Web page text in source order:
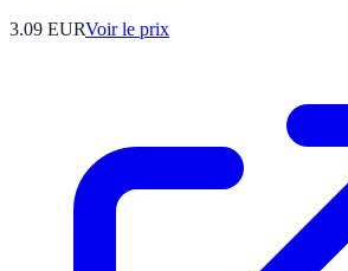
3.09 EURVoir le prix